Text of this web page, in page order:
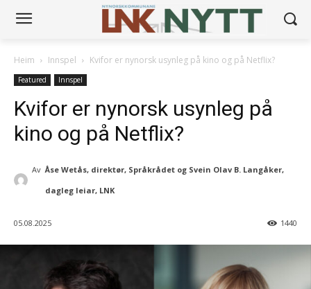
Heim Innspel Kvifor er nynorsk usynleg på kino og på Netflix?
Featured Innspel
Kvifor er nynorsk usynleg på
kino og på Netflix?
Av Åse Wetås, direktør, Språkrådet og Svein Olav B. Langåker,
dagleg leiar, LNK
05.08.2025 1440